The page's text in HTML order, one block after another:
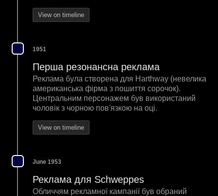
View on timeline
1951
Перша резонансна реклама
Реклама була створена для Harthway (невелика
американська фірма з пошиття сорочок).
Центральним персонажем був використаний
чоловік з чорною пов'язкою на оці.
View on timeline
June 1953
Реклама для Schweppes
Обличчям рекламної кампанії був обраний